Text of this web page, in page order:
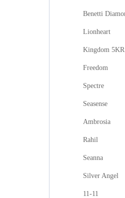
Benetti
Lionheart
Kingdom 5KR
Freedom
Spectre
Seasense
Ambrosia
Rahil
Seanna
Silver Angel
11-11